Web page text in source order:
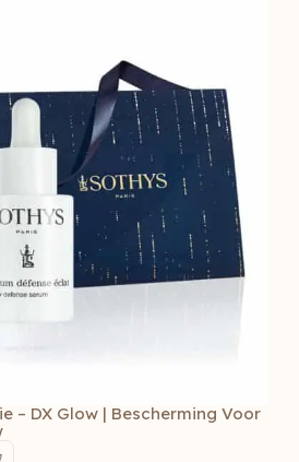
– DX Glow | Bescherming Voor